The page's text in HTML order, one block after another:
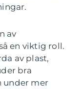
av
en viktig roll.
av plast,
bra
under mer